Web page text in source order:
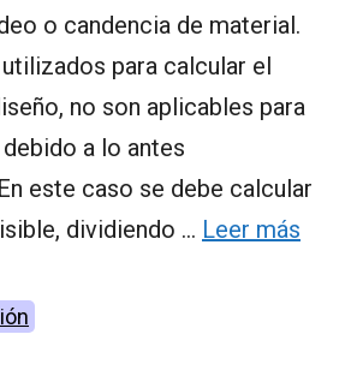
o candencia de material.
para calcular el
no son aplicables para
a lo antes
este caso se debe calcular
dividiendo … Leer más